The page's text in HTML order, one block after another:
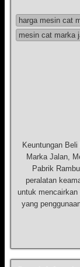
harga mesin cat
mesin cat marka
Keuntungan
Marka Jalan,
Pabrik
peralatan
untuk
yang